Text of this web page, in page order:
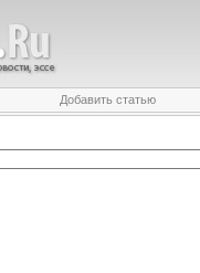
Добавить статью